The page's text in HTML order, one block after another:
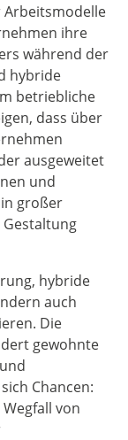
ihre
während der
hybride
betriebliche
dass über
ausgeweitet
und
großer
hybride
auch
Die
gewohnte
Chancen:
von